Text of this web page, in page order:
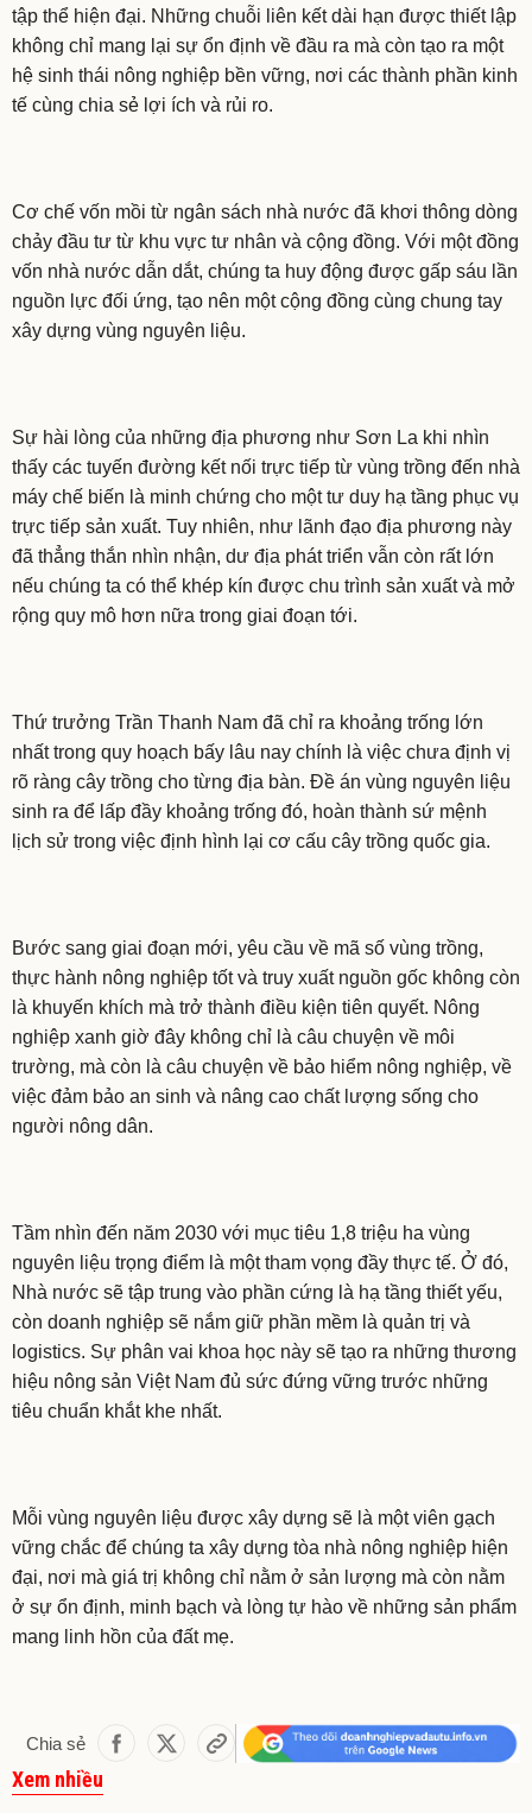
tập thể hiện đại. Những chuỗi liên kết dài hạn được thiết lập
không chỉ mang lại sự ổn định về đầu ra mà còn tạo ra một
hệ sinh thái nông nghiệp bền vững, nơi các thành phần kinh
tế cùng chia sẻ lợi ích và rủi ro.
Cơ chế vốn mồi từ ngân sách nhà nước đã khơi thông dòng
chảy đầu tư từ khu vực tư nhân và cộng đồng. Với một đồng
vốn nhà nước dẫn dắt, chúng ta huy động được gấp sáu lần
nguồn lực đối ứng, tạo nên một cộng đồng cùng chung tay
xây dựng vùng nguyên liệu.
Sự hài lòng của những địa phương như Sơn La khi nhìn
thấy các tuyến đường kết nối trực tiếp từ vùng trồng đến nhà
máy chế biến là minh chứng cho một tư duy hạ tầng phục vụ
trực tiếp sản xuất. Tuy nhiên, như lãnh đạo địa phương này
đã thẳng thắn nhìn nhận, dư địa phát triển vẫn còn rất lớn
nếu chúng ta có thể khép kín được chu trình sản xuất và mở
rộng quy mô hơn nữa trong giai đoạn tới.
Thứ trưởng Trần Thanh Nam đã chỉ ra khoảng trống lớn
nhất trong quy hoạch bấy lâu nay chính là việc chưa định vị
rõ ràng cây trồng cho từng địa bàn. Đề án vùng nguyên liệu
sinh ra để lấp đầy khoảng trống đó, hoàn thành sứ mệnh
lịch sử trong việc định hình lại cơ cấu cây trồng quốc gia.
Bước sang giai đoạn mới, yêu cầu về mã số vùng trồng,
thực hành nông nghiệp tốt và truy xuất nguồn gốc không còn
là khuyến khích mà trở thành điều kiện tiên quyết. Nông
nghiệp xanh giờ đây không chỉ là câu chuyện về môi
trường, mà còn là câu chuyện về bảo hiểm nông nghiệp, về
việc đảm bảo an sinh và nâng cao chất lượng sống cho
người nông dân.
Tầm nhìn đến năm 2030 với mục tiêu 1,8 triệu ha vùng
nguyên liệu trọng điểm là một tham vọng đầy thực tế. Ở đó,
Nhà nước sẽ tập trung vào phần cứng là hạ tầng thiết yếu,
còn doanh nghiệp sẽ nắm giữ phần mềm là quản trị và
logistics. Sự phân vai khoa học này sẽ tạo ra những thương
hiệu nông sản Việt Nam đủ sức đứng vững trước những
tiêu chuẩn khắt khe nhất.
Mỗi vùng nguyên liệu được xây dựng sẽ là một viên gạch
vững chắc để chúng ta xây dựng tòa nhà nông nghiệp hiện
đại, nơi mà giá trị không chỉ nằm ở sản lượng mà còn nằm
ở sự ổn định, minh bạch và lòng tự hào về những sản phẩm
mang linh hồn của đất mẹ.
Chia sẻ
Xem nhiều